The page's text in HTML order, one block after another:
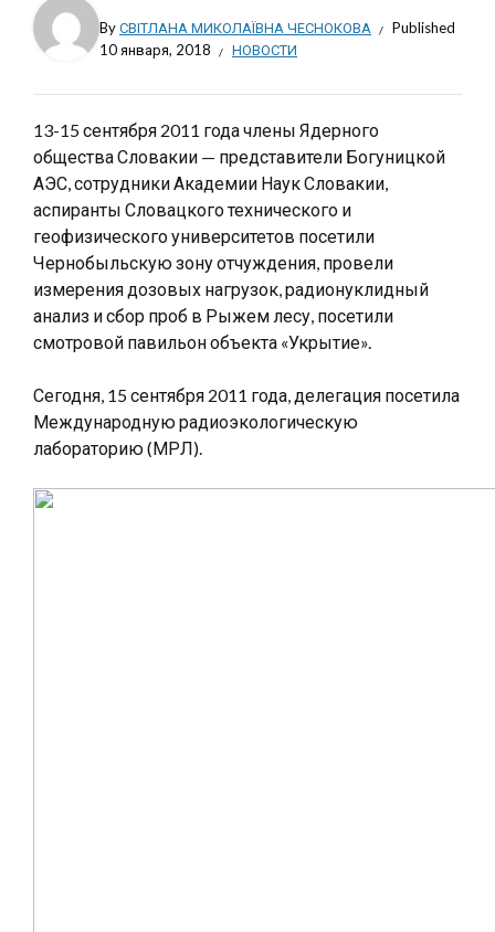
ByСВІТЛАНА МИКОЛАЇВНА ЧЕСНОКОВА
Published
10 января, 2018
НОВОСТИ
13-15 сентября 2011 года члены Ядерного
общества Словакии — представители Богуницкой
АЭС, сотрудники Академии Наук Словакии,
аспиранты Словацкого технического и
геофизического университетов посетили
Чернобыльскую зону отчуждения, провели
измерения дозовых нагрузок, радионуклидный
анализ и сбор проб в Рыжем лесу, посетили
смотровой павильон объекта «Укрытие».
Сегодня, 15 сентября 2011 года, делегация посетила
Международную радиоэкологическую
лабораторию (МРЛ).